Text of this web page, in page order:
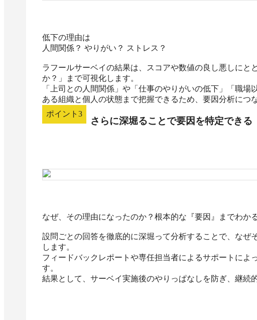
低下の理由は
人間関係？ やりがい？ ストレス？
ラフールサーベイの結果は、スコアや数値の良し悪しにと
か？」まで可視化します。
「上司との人間関係」や「仕事のやりがいの低下」「職
ある組織と個人の状態まで把握できるため、要因分析につ
ポイント 3
さらに深堀ることで要因を特定できる
なぜ、その理由になったのか？根本的な『要因』までわか
設問ごとの回答を徹底的に深堀って分析することで、なぜ
します。
フィードバックレポートや専任担当者によるサポートによ
す。